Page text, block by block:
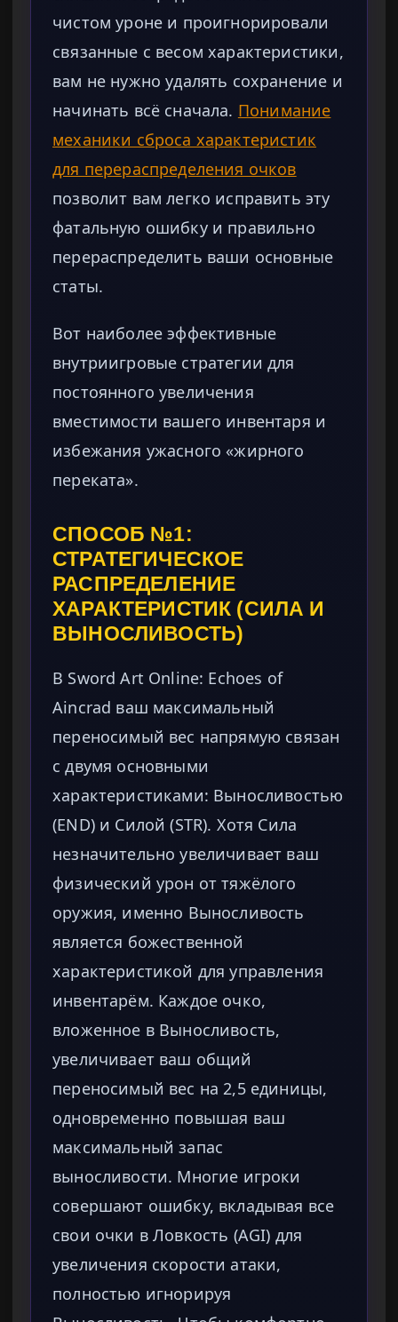
чистом уроне и проигнорировали
связанные с весом характеристики,
вам не нужно удалять сохранение и
начинать всё сначала. Понимание
механики сброса характеристик
для перераспределения очков
позволит вам легко исправить эту
фатальную ошибку и правильно
перераспределить ваши основные
статы.
Вот наиболее эффективные
внутриигровые стратегии для
постоянного увеличения
вместимости вашего инвентаря и
избежания ужасного «жирного
переката».
СПОСОБ №1:
СТРАТЕГИЧЕСКОЕ
РАСПРЕДЕЛЕНИЕ
ХАРАКТЕРИСТИК (СИЛА И
ВЫНОСЛИВОСТЬ)
В Sword Art Online: Echoes of
Aincrad ваш максимальный
переносимый вес напрямую связан
с двумя основными
характеристиками: Выносливостью
(END) и Силой (STR). Хотя Сила
незначительно увеличивает ваш
физический урон от тяжёлого
оружия, именно Выносливость
является божественной
характеристикой для управления
инвентарём. Каждое очко,
вложенное в Выносливость,
увеличивает ваш общий
переносимый вес на 2,5 единицы,
одновременно повышая ваш
максимальный запас
выносливости. Многие игроки
совершают ошибку, вкладывая все
свои очки в Ловкость (AGI) для
увеличения скорости атаки,
полностью игнорируя